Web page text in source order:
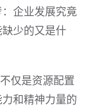
企业发展究竟
少的又是什
仅是资源配置
和精神力量的